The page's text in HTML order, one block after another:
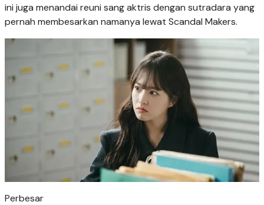
ini juga menandai reuni sang aktris dengan sutradara yang
pernah membesarkan namanya lewat Scandal Makers.
Perbesar